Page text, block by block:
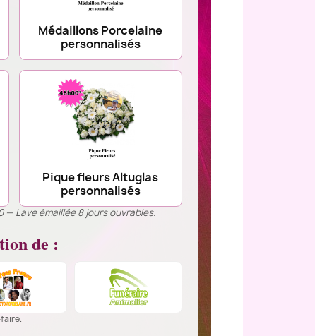
Médaillons Porcelaine
personnalisés
Pique fleurs Altuglas
personnalisés
Lave émaillée 8 jours ouvrables.
de :